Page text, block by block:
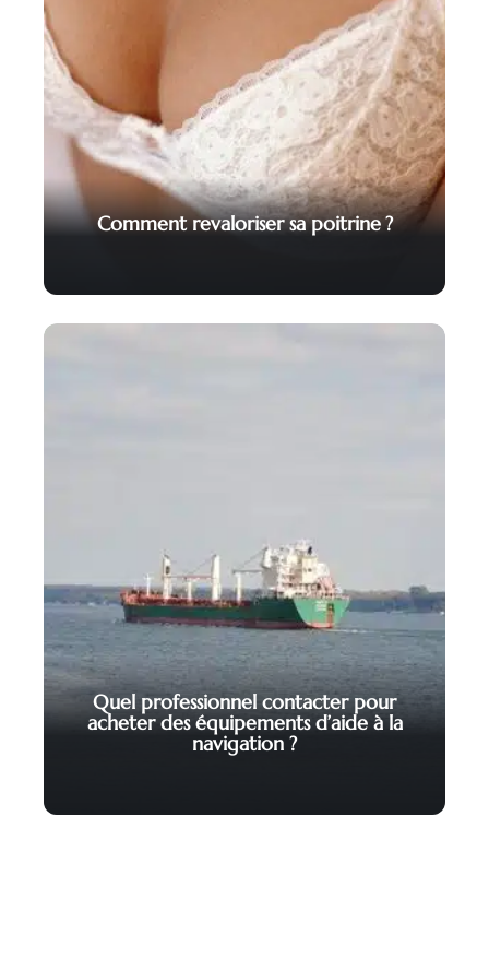
Comment revaloriser sa poitrine ?
Quel professionnel contacter pour
acheter des équipements d’aide à la
navigation ?